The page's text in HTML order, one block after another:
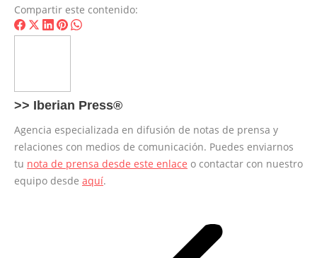
Compartir este contenido:
ShareShareShare
ShareShare
>> Iberian Press®
Agencia especializada en difusión de notas de prensa y
relaciones con medios de comunicación. Puedes enviarnos
tu nota de prensa desde este enlace o contactar con nuestro
equipo desde aquí.